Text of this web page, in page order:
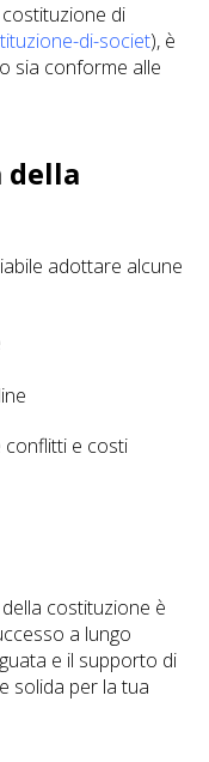
di
di-societ), è
sia conforme alle
della
adottare alcune
conflitti e costi
costituzione è
a lungo
e il supporto di
solida per la tua